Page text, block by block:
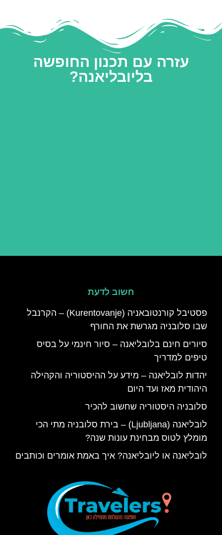
עזרה עם תכנון החופשה
בליובליאנה?
חשוב לדעת
פסטיבל קורנטובאניה (Kurentovanje) – הקרנבל
שבו סלובניה מגרשת את החורף
סיורים חינם בלובליאנה – סיור חינמי על בסיס
טיפים למדריך
יהדות לובליאנה – מידע על ההיסטוריה והקהילה
היהודית מאז ועד היום
סלובניה היסטוריה שחשוב להכיר
לובליאנה (Ljubljana) – בירת סלובניה מתי הכי
מומלץ לטוס מבחינת עונות שנה?
לובליאנה או ליובליאנה? איך באמת אומרים וכותבים